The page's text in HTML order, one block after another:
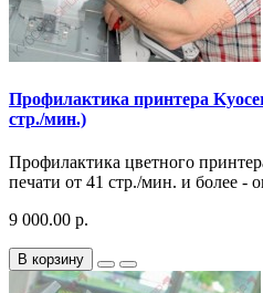
Профилактика принтера
стр./мин.)
Профилактика цветного
печати от 41 стр./мин. и более -
9 000.00 р.
В корзину